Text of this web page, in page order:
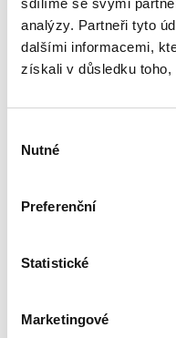
sdílíme se svými
analýzy. Partneři tyto
dalšími informacemi,
získali v důsledku
souhlasu
Nutné
Preferenční
Statistické
Marketingové
490,00 Kč
manželů po
zákoníku. Jakkoliv